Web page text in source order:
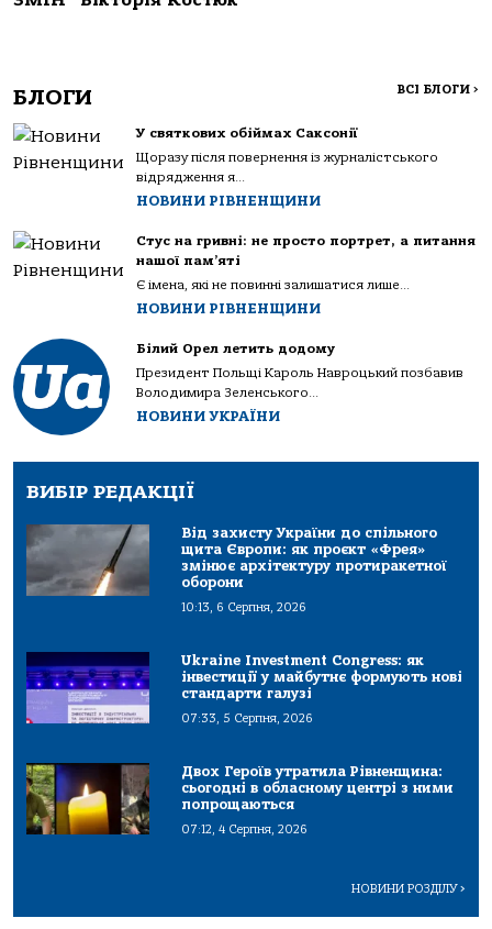
БЛОГИ ВСІ БЛОГИ >
У святкових обіймах Саксонії
Щоразу після повернення із журналістського
відрядження я...
НОВИНИ РІВНЕНЩИНИ
Стус на гривні: не просто портрет, а питання
нашої пам’яті
Є імена, які не повинні залишатися лише...
НОВИНИ РІВНЕНЩИНИ
Білий Орел летить додому
Президент Польщі Кароль Навроцький позбавив
Володимира Зеленського...
НОВИНИ УКРАЇНИ
ВИБІР РЕДАКЦІЇ
Від захисту України до спільного
щита Європи: як проєкт «Фрея»
змінює архітектуру протиракетної
оборони
10:13, 6 Серпня, 2026
Ukraine Investment Congress: як
інвестиції у майбутнє формують нові
стандарти галузі
07:33, 5 Серпня, 2026
Двох Героїв утратила Рівненщина:
сьогодні в обласному центрі з ними
попрощаються
07:12, 4 Серпня, 2026
НОВИНИ РОЗДІЛУ>